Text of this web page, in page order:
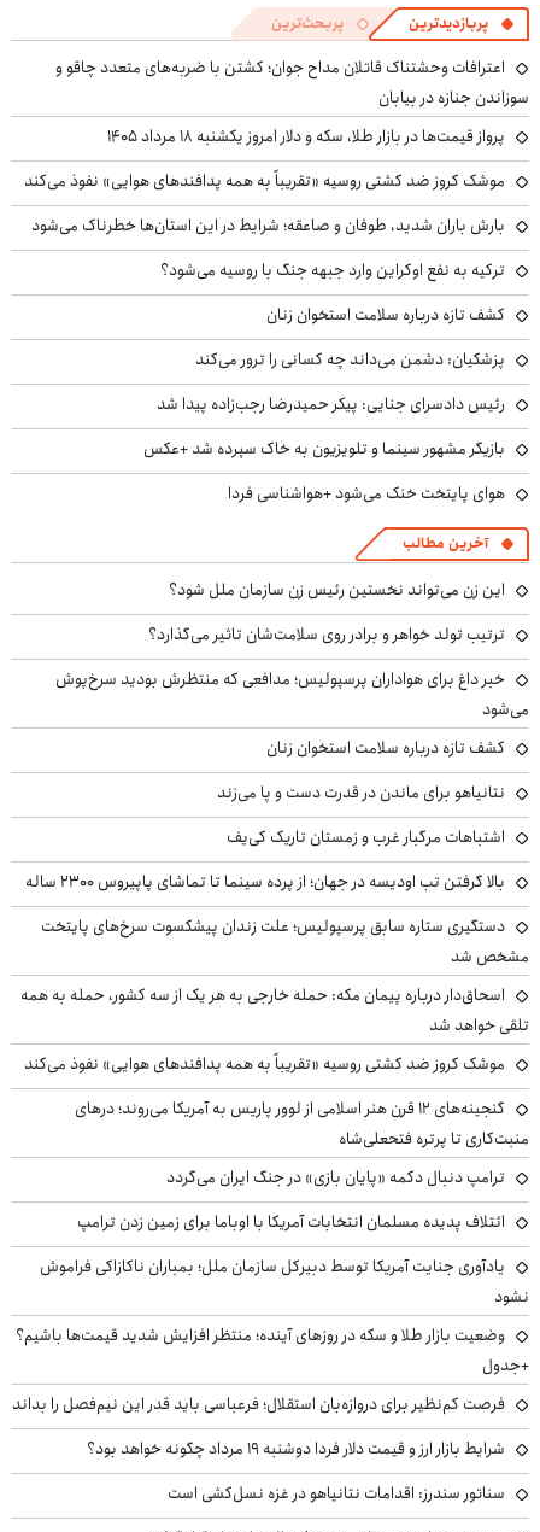
پربازدیدترین پربحث‌ترین
اعترافات وحشتناک قاتلان مداح جوان؛ کشتن با ضربه‌های متعدد چاقو و
سوزاندن جنازه در بیابان
پرواز قیمت‌ها در بازار طلا، سکه و دلار امروز یکشنبه ۱۸ مرداد ۱۴۰۵
موشک کروز ضد کشتی روسیه «تقریباً به همه پدافندهای هوایی» نفوذ می‌کند
بارش باران شدید، طوفان و صاعقه؛ شرایط در این استان‌ها خطرناک می‌شود
ترکیه به نفع اوکراین وارد جبهه جنگ با روسیه می‌شود؟
کشف تازه درباره سلامت استخوان زنان
پزشکیان: دشمن می‌داند چه کسانی را ترور می‌کند
رئیس دادسرای جنایی: پیکر حمیدرضا رجب‌زاده پیدا شد
بازیگر مشهور سینما و تلویزیون به خاک سپرده شد +عکس
هوای پایتخت خنک می‌شود +هواشناسی فردا
آخرین مطالب
این زن می‌تواند نخستین رئیس زن سازمان ملل شود؟
ترتیب تولد خواهر و برادر روی سلامت‌شان تاثیر می‌گذارد؟
خبر داغ برای هواداران پرسپولیس؛ مدافعی که منتظرش بودید سرخ‌پوش
می‌شود
کشف تازه درباره سلامت استخوان زنان
نتانیاهو برای ماندن در قدرت دست و پا می‌زند
اشتباهات مرگبار غرب و زمستان تاریک کی‌یف
بالا گرفتن تب اودیسه در جهان؛ از پرده سینما تا تماشای پاپیروس ۲۳۰۰ ساله
دستگیری ستاره سابق پرسپولیس؛ علت زندان پیشکسوت سرخ‌های پایتخت
مشخص شد
اسحاق‌دار درباره پیمان مکه: حمله خارجی به هر یک از سه کشور، حمله به همه
تلقی خواهد شد
موشک کروز ضد کشتی روسیه «تقریباً به همه پدافندهای هوایی» نفوذ می‌کند
گنجینه‌های ۱۲ قرن هنر اسلامی از لوور پاریس به آمریکا می‌روند؛ درهای
منبت‌کاری تا پرتره فتحعلی‌شاه
ترامپ دنبال دکمه «پایان بازی» در جنگ ایران می‌گردد
ائتلاف پدیده مسلمان انتخابات آمریکا با اوباما برای زمین زدن ترامپ
یادآوری جنایت آمریکا توسط دبیرکل سازمان ملل؛ بمباران ناکازاکی فراموش
نشود
وضعیت بازار طلا و سکه در روزهای آینده؛ منتظر افزایش شدید قیمت‌ها باشیم؟
+جدول
فرصت کم‌نظیر برای دروازه‌بان استقلال؛ فرعباسی باید قدر این نیم‌فصل را بداند
شرایط بازار ارز و قیمت دلار فردا دوشنبه ۱۹ مرداد چگونه خواهد بود؟
سناتور سندرز: اقدامات نتانیاهو در غزه نسل‌کشی است